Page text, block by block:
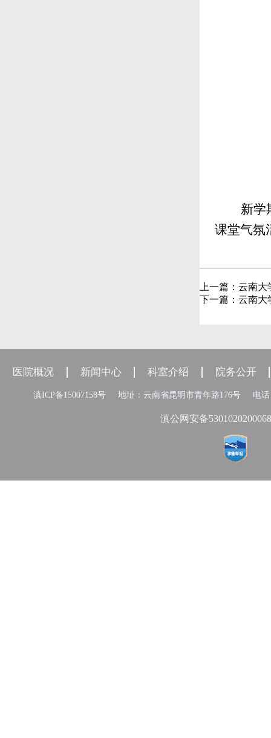
新学
课堂气氛
上一篇： 云南大
下一篇： 云南大
医院概况 新闻中心 科室介绍 院务公开
滇ICP备15007158号 地址：云南省昆明市青年路176号 电话
滇公网安备